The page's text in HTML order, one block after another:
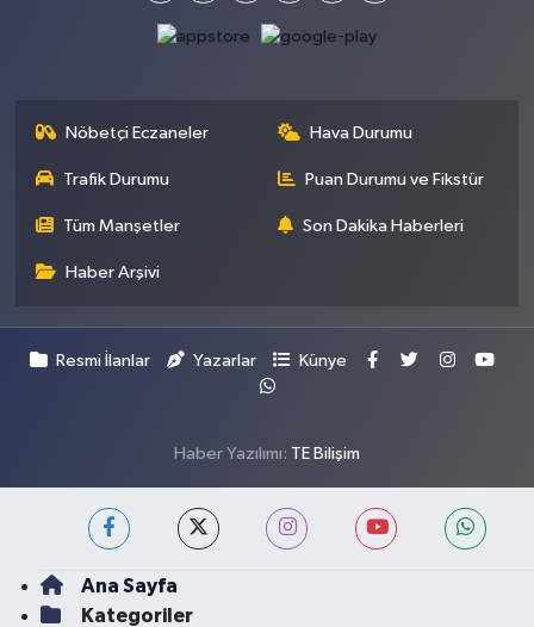
Nöbetçi Eczaneler Hava Durumu
Trafik Durumu Puan Durumu ve Fikstür
Tüm Manşetler Son Dakika Haberleri
Haber Arşivi
Resmi İlanlar Yazarlar Künye
Haber Yazılımı: TE Bilişim
Ana Sayfa
Kategoriler